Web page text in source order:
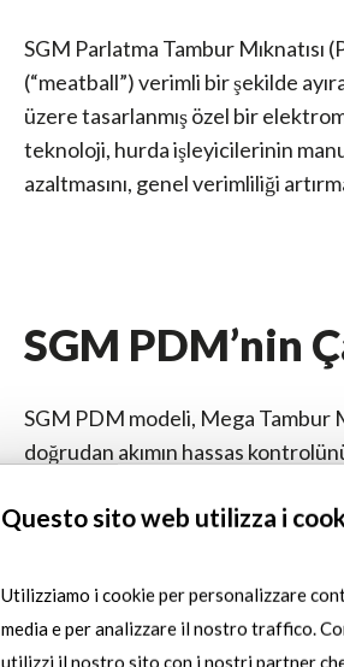
Questo sito web utilizza i
Utilizziamo i cookie per personalizzare
media e per analizzare il nostro traffico.
utilizzi il nostro sito con i nostri partner
SGM Parlatma Tambur Mıknatısı
(“meatball”) verimli bir şekilde
üzere tasarlanmış özel bir
teknoloji, hurda işleyicilerinin
azaltmasını, genel verimliliği
SGM PDM’nin
SGM PDM modeli, Mega Tambur
doğrudan akımın hassas
maksimum doğrulukla ayrılması
Başlangıç malzeme akışı:
rotorları içeren karışık
Manyetik ayırma: PDM, demirli